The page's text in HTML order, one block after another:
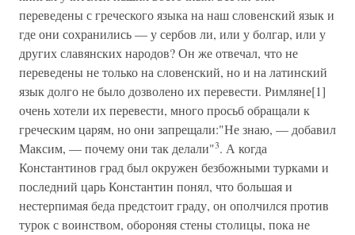
переведены с греческого языка на наш словенский язык и
где они сохранились — у сербов ли, или у болгар, или у
других славянских народов? Он же отвечал, что не
переведены не только на словенский, но и на латинский
язык долго не было дозволено их перевести. Римляне[1]
очень хотели их перевести, много просьб обращали к
греческим царям, но они запрещали:"Не знаю, — добавил
Максим, — почему они так делали"3. А когда
Константинов град был окружен безбожными турками и
последний царь Константин понял, что большая и
нестерпимая беда предстоит граду, он ополчился против
турок с воинством, обороняя стены столицы, пока не